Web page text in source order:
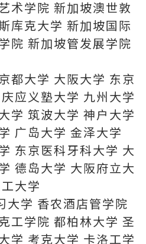
术学院 新加坡澳世敦
库克大学 新加坡国际
院 新加坡管发展学院
都大学 大阪大学 东京
应义塾大学 九州大学
学 筑波大学 神户大学
广岛大学 金泽大学
东京医科牙科大学 大
德岛大学 大阪府立大
大学
学 香农酒店管学院
工学院 都柏林大学 圣
学 考克大学 卡洛工学